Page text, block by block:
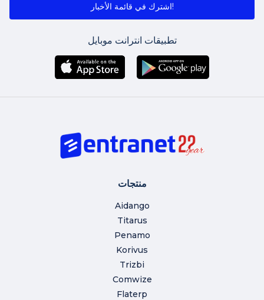
اشترك في قائمة الأخبار!
تطبيقات انترانت موبايل
منتجات
Aidango
Titarus
Penamo
Korivus
Trizbi
Comwize
Flaterp